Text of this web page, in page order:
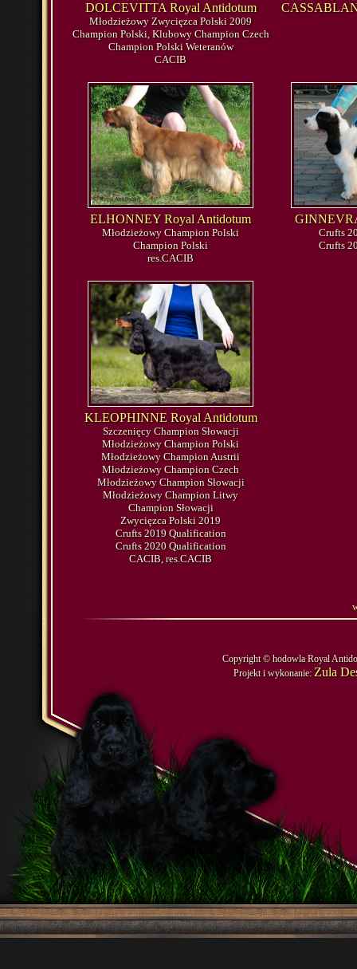
DOLCEVITTA Royal Antidotum
Młodzieżowy Zwycięzca Polski 2009
Champion Polski, Klubowy Champion Czech
Champion Polski Weteranów
CACIB
ELHONNEY Royal Antidotum
Młodzieżowy Champion Polski
Champion Polski
res.CACIB
Crufts
Crufts
KLEOPHINNE Royal Antidotum
Szczenięcy Champion Słowacji
Młodzieżowy Champion Polski
Młodzieżowy Champion Austrii
Młodzieżowy Champion Czech
Młodzieżowy Champion Słowacji
Młodzieżowy Champion Litwy
Champion Słowacji
Zwycięzca Polski 2019
Crufts 2019 Qualification
Crufts 2020 Qualification
CACIB, res.CACIB
Copyright © hodowla Royal
Projekt i wykonanie: Zula